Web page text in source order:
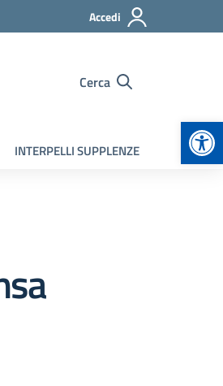
Accedi
Cerca
INTERPELLI SUPPLENZE